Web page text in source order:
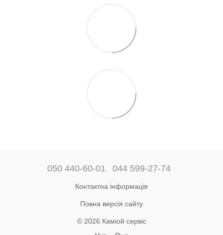
050 440-60-01 044 599-27-74
Контактна інформація
Повна версія сайту
© 2026 Каміой сервіс